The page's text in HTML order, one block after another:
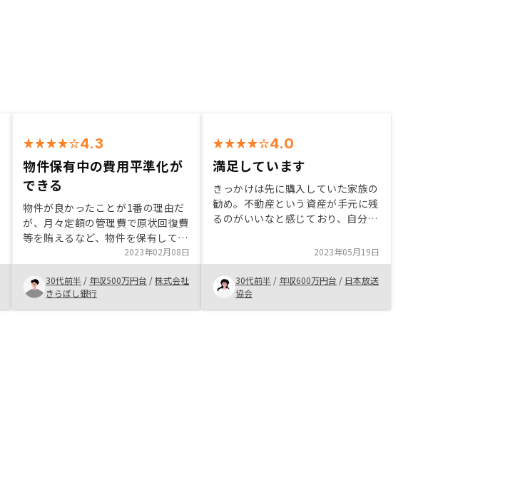
4.3
物件保有中の費用平準化が
できる
物件が良かったことが1番の理由だ
が、月々定額の管理費で原状回復費
等を賄えるなど、物件を保有してか
らのサポートが手厚いのも非常にメ
リットに感じた。また、仲介手数料
が掛からないのも投資効率が上がる
こと、物件の引き渡しまでがスピー
ディーなのも良かった。
2023年02月08日
30代前半 / 年収500万円台 /株式会社
きらぼし銀行
4.0
満足しています
きっかけは先に購入していた家族の
勧め。不動産という資産が手元に残
るのがいいなと感じており、自分名
きはやや複雑な箇所もあったが、実
際に購入してみて、物件の管理が楽
なところが便利だと感じる。
2023年05月19日
30代前半 / 年収600万円台 / 日本放送
協会